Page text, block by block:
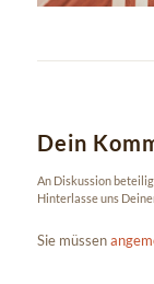
Dein
An Diskussion
Hinterlasse uns
Sie müssen